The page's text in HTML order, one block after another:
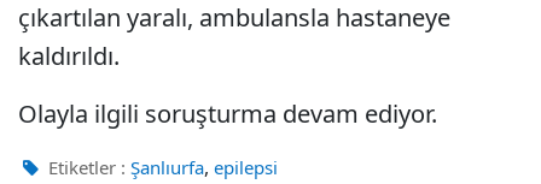
çıkartılan yaralı, ambulansla hastaneye
kaldırıldı.
Olayla ilgili soruşturma devam ediyor.
Etiketler : Şanlıurfa, epilepsi